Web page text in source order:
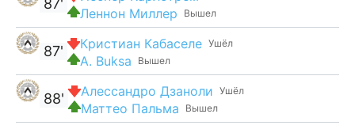
Вышел
Леннон Миллер
Ушёл
Кристиан Кабаселе
Вышел
A. Buksa
87'
Ушёл
Алессандро Дзаноли
Вышел
Маттео Пальма
88'